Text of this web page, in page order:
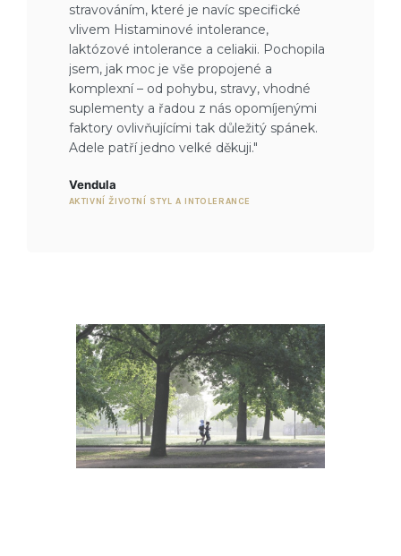
stravováním, které je navíc specifické
vlivem Histaminové intolerance,
laktózové intolerance a celiakii. Pochopila
jsem, jak moc je vše propojené a
komplexní – od pohybu, stravy, vhodné
suplementy a řadou z nás opomíjenými
faktory ovlivňujícími tak důležitý spánek.
Adele patří jedno velké děkuji."
Vendula
AKTIVNÍ ŽIVOTNÍ STYL A INTOLERANCE